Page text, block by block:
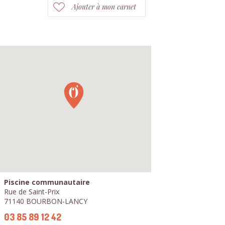
Ajouter à mon carnet
Piscine communautaire
Rue de Saint-Prix
71140 BOURBON-LANCY
03 85 89 12 42